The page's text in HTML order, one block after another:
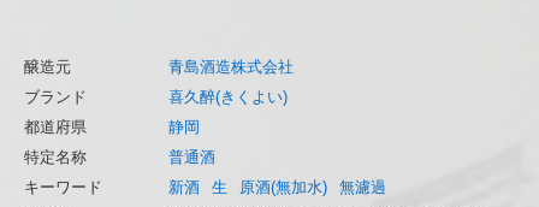
醸造元
青島酒造株式会社
ブランド
喜久醉(きくよい)
都道府県
静岡
特定名称
普通酒
キーワード
新酒 生 原酒(無加水)
無濾過